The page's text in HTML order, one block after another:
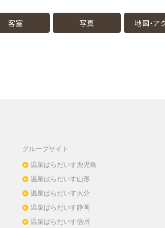
客室 写真 地図・ア
グループサイト
温泉ぱらだいす鹿児島
温泉ぱらだいす山形
温泉ぱらだいす大分
温泉ぱらだいす静岡
温泉ぱらだいす信州